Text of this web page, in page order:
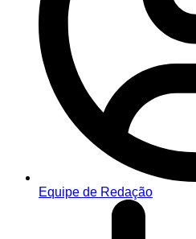
Equipe de Redação